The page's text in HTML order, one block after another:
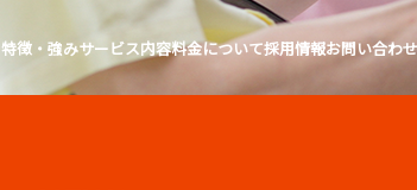
特徴・強みサービス内容料金について採用情報お問い合わせ